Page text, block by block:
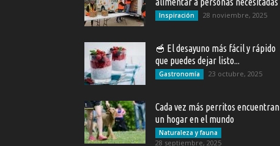
Inspiración 28 noviembre, 2025
🥣 El desayuno más fácil y rápido
que puedes dejar listo...
Gastronomía 23 octubre, 2025
Cada vez más perritos encuentran
un hogar en el mundo
Naturaleza y fauna
28 septiembre, 2025